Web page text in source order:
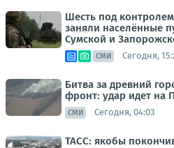
Шесть под
заняли населённые
Сумской и
СМИ Сегодня,
Битва за древний
фронт: удар идет на
СМИ Сегодня, 04:03
ТАСС: якобы